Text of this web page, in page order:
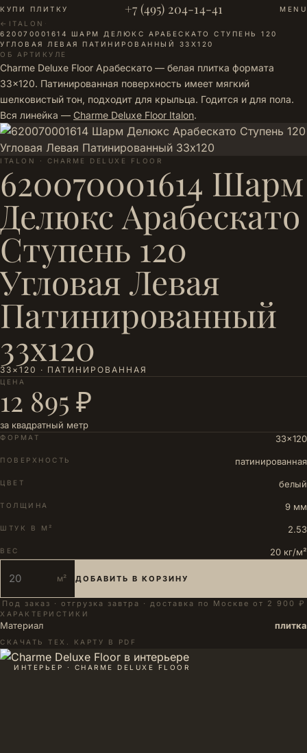
КУПИ ПЛИТКУ +7 (495) 204-14-41
MENU
← ITALON ·
620070001614 ШАРМ ДЕЛЮКС АРАБЕСКАТО СТУПЕНЬ 120
УГЛОВАЯ ЛЕВАЯ ПАТИНИРОВАННЫЙ 33Х120
ОБ АРТИКУЛЕ
Charme Deluxe Floor Арабескато — белая плитка формата
33×120. Патинированная поверхность имеет мягкий
шелковистый тон, подходит для крыльца. Годится и для пола.
Вся линейка — Charme Deluxe Floor Italon.
ITALON · CHARME DELUXE FLOOR
620070001614 Шарм
Делюкс Арабескато
Ступень 120
Угловая Левая
Патинированный
33х120
33×120 · ПАТИНИРОВАННАЯ
ЦЕНА
12 895 ₽
за квадратный метр
ФОРМАТ 33×120
ПОВЕРХНОСТЬ патинированная
ЦВЕТ белый
ТОЛЩИНА 9 мм
ШТУК В М² 2.53
ВЕС 20 кг/м²
м² ДОБАВИТЬ В КОРЗИНУ
Под заказ · отгрузка завтра · доставка по Москве от 2 900 ₽
ХАРАКТЕРИСТИКИ
Материал плитка
СКАЧАТЬ ТЕХ. КАРТУ В PDF
ИНТЕРЬЕР · CHARME DELUXE FLOOR